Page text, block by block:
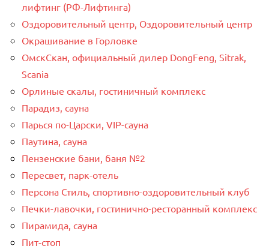
лифтинг (РФ-Лифтинга)
Оздоровительный центр, Оздоровительный центр
Окрашивание в Горловке
ОмскСкан, официальный дилер DongFeng, Sitrak,
Scania
Орлиные скалы, гостиничный комплекс
Парадиз, сауна
Парься по-Царски, VIP-сауна
Паутина, сауна
Пензенские бани, баня №2
Пересвет, парк-отель
Персона Стиль, спортивно-оздоровительный клуб
Печки-лавочки, гостинично-ресторанный комплекс
Пирамида, сауна
Пит-стоп